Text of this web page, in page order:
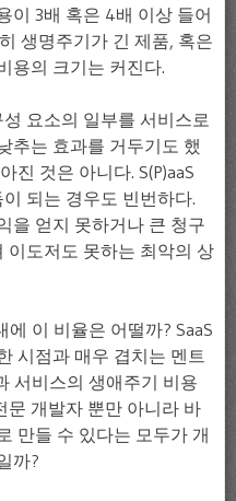
이 3배 혹은 4배 이상 들어
생명주기가 긴 제품, 혹은
용의 크기는 커진다.
요소의 일부를 서비스로
추는 효과를 거두기도 했
진 것은 아니다. S(P)aaS
되는 경우도 빈번하다.
을 얻지 못하거나 큰 청구
이도저도 못하는 최악의 상
이 비율은 어떨까? SaaS
시점과 매우 겹치는 멘트
서비스의 생애주기 비용
문 개발자 뿐만 아니라 바
만들 수 있다는 모두가 개
까?